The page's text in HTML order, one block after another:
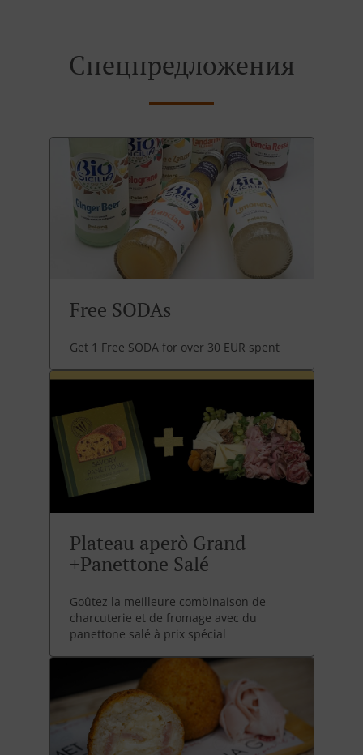
Спецпредложения
Free SODAs
Get 1 Free SODA for over 30 EUR spent
Plateau aperò Grand
+Panettone Salé
Goûtez la meilleure combinaison de
charcuterie et de fromage avec du
panettone salé à prix spécial